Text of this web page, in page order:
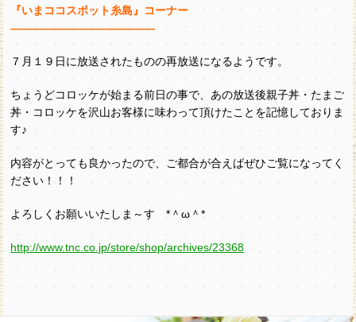
『いまココスポット糸島』コーナー
―――――――――――――
７月１９日に放送されたものの再放送になるようです。
ちょうどコロッケが始まる前日の事で、あの放送後親子丼・たまご
丼・コロッケを沢山お客様に味わって頂けたことを記憶しておりま
す♪
内容がとっても良かったので、ご都合が合えばぜひご覧になってく
ださい！！！
よろしくお願いいたしま～す *＾ω＾*
http://www.tnc.co.jp/store/shop/archives/23368